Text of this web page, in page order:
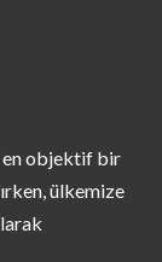
en objektif bir
ülkemize